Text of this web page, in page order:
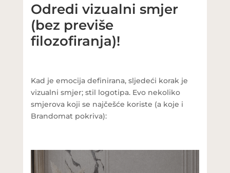
Odredi vizualni smjer
(bez previše
filozofiranja)!
Kad je emocija definirana, sljedeći korak je
vizualni smjer; stil logotipa. Evo nekoliko
smjerova koji se najčešće koriste (a koje i
Brandomat pokriva):